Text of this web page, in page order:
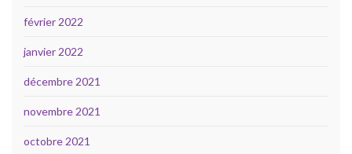
février 2022
janvier 2022
décembre 2021
novembre 2021
octobre 2021